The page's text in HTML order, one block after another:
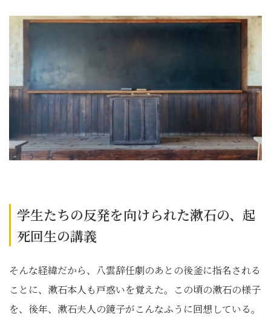
学生たちの反発を向けられた漱石の、起
死回生の講義
そんな経緯だから、八雲辞任劇のあとの後釜に指名される
ことに、漱石本人も戸惑いを覚えた。この頃の漱石の様子
を、後年、漱石夫人の鏡子がこんなふうに回想している。